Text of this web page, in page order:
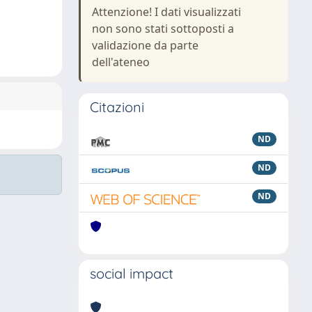
Attenzione! I dati visualizzati
non sono stati sottoposti a
validazione da parte
dell'ateneo
Citazioni
ND
ND
ND
social impact